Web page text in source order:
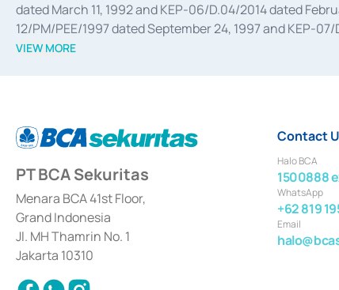
dated March 11, 1992 and KEP-06/D.04/2014 dated
12/PM/PEE/1997 dated September 24, 1997 and KEP-
divestments, and joint ventures based on the decree of
Settlement of Commercial Paper Transactions whose
VIEW MORE
PT BCA Sekuritas
Menara BCA 41st Floor,
Grand Indonesia
Jl. MH Thamrin No. 1
Jakarta 10310
Contact
Halo BCA
1500888
WhatsApp
+62 819
Email